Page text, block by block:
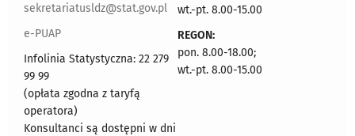
sekretariatusldz@stat.gov.pl
e-PUAP
Infolinia Statystyczna: 22 279
99 99
(opłata zgodna z taryfą
operatora)
Konsultanci są dostępni w dni
wt.-pt. 8.00-15.00
REGON:
pon. 8.00-18.00;
wt.-pt. 8.00-15.00